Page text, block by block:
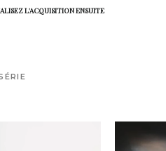
L'ACQUISITION ENSUITE